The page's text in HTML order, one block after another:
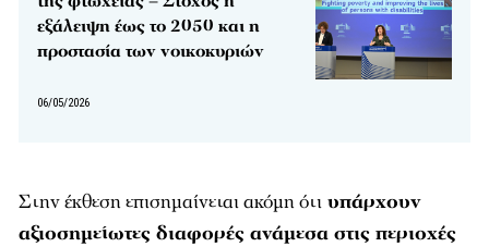
εξάλειψη έως το 2050 και η
προστασία των νοικοκυριών
06/05/2026
Στην έκθεση επισημαίνεται ακόμη ότι υπάρχουν
αξιοσημείωτες διαφορές ανάμεσα στις περιοχές